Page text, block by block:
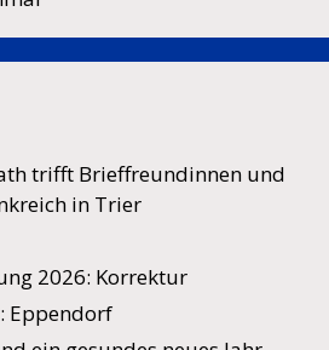
trifft Brieffreundinnen und
in Trier
2026: Korrektur
Eppendorf